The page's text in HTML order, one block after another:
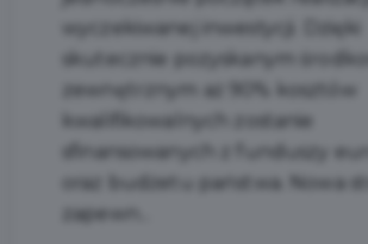
wyczekiwanej inwestycji. Dzięki
skutecznie pozyskanym
zewnętrznym aż 90% kosztów
kwalifikowalnych zostanie
sfinansowanych z funduszy
oraz budżetu państwa. Nowa
zapewn...